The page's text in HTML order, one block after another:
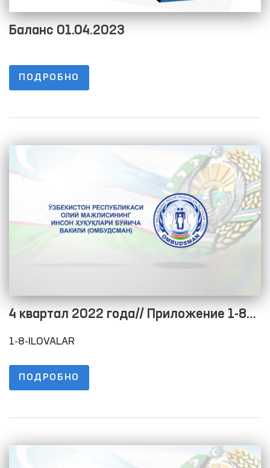
Баланс 01.04.2023
ПОДРОБНО
4 квартал 2022 года// Приложение 1-8
Положения о порядке размещения
целях обеспечения открытости
бюджетного процесса
1-8-ILOVALAR
ПОДРОБНО